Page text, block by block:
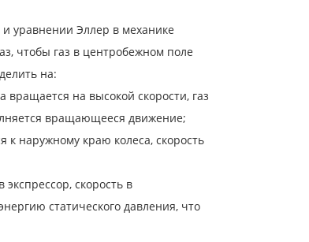
уравнении Эллер в механике
чтобы газ в центробежном поле
на:
на высокой скорости, газ
вращающееся движение;
наружному краю колеса, скорость
скорость в
статического давления, что